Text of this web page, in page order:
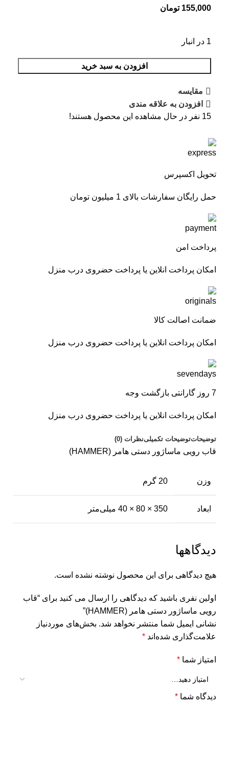
155,000 تومان
1 در انبار
افزودن به سبد خرید
مقایسه
افزودن به علاقه مندی
15 نفر در حال مشاهده این محصول هستند!
تحویل اکسپرس
حمل رایگان سفارشات بالای 1 میلیون تومان
پرداخت امن
امکان پرداخت انلاین یا پرداخت حضروی درب منزل
ضمانت اصالت کالا
امکان پرداخت انلاین یا پرداخت حضروی درب منزل
7 روز گارانتی بازگشت وجه
امکان پرداخت انلاین یا پرداخت حضروی درب منزل
توضیحاتتوضیحات تکمیلینظرات (0)
قاب رویی ماساژور دستی هامر (HAMMER)
وزن 20 گرم
ابعاد 350 × 80 × 40 میلی‌متر
دیدگاهها
هیچ دیدگاهی برای این محصول نوشته نشده است.
اولین نفری باشید که دیدگاهی را ارسال می کنید برای “قاب
رویی ماساژور دستی هامر (HAMMER)”
نشانی ایمیل شما منتشر نخواهد شد. بخش‌های موردنیاز
علامت‌گذاری شده‌اند *
امتیاز شما *
دیدگاه شما *